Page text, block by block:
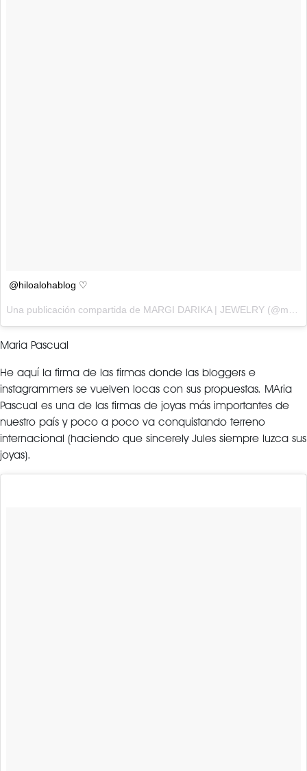
@hiloalohablog ♡
Una publicación compartida de MARGI DARIKA | JEWELRY (@margidarika) el
Maria Pascual
He aquí la firma de las firmas donde las bloggers e
instagrammers se vuelven locas con sus propuestas. MAria
Pascual es una de las firmas de joyas más importantes de
nuestro país y poco a poco va conquistando terreno
internacional (haciendo que sincerely Jules siempre luzca sus
joyas).